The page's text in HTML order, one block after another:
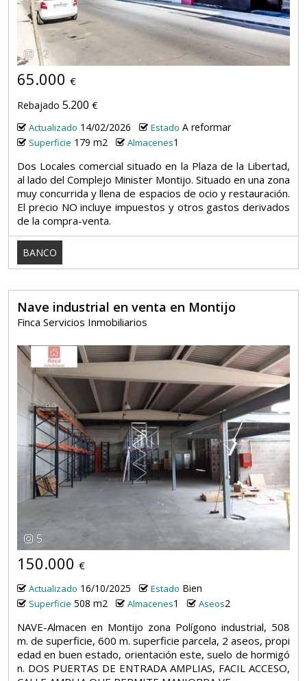
12
65.000 €
Rebajado 5.200 €
Actualizado 14/02/2026 Estado A reformar
Superficie 179 m2 Almacenes1
Dos Locales comercial situado en la Plaza de la Libertad,
al lado del Complejo Minister Montijo. Situado en una zona
muy concurrida y llena de espacios de ocio y restauración.
El precio NO incluye impuestos y otros gastos derivados
de la compra-venta.
BANCO
Nave industrial en venta en Montijo
Finca Servicios Inmobiliarios
5
150.000 €
Actualizado 16/10/2025 Estado Bien
Superficie 508 m2 Almacenes1 Aseos2
NAVE-Almacen en Montijo zona Polígono industrial, 508
m. de superficie, 600 m. superficie parcela, 2 aseos, propi
edad en buen estado, orientación este, suelo de hormigó
n. DOS PUERTAS DE ENTRADA AMPLIAS, FACIL ACCESO,